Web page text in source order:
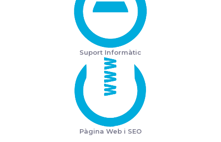
Suport Informàtic
Pàgina Web i SEO